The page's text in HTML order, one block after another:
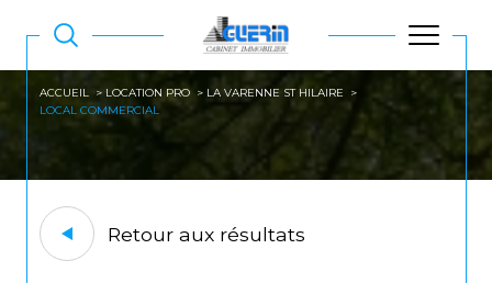
ACCUEIL LOCATION PRO
LA VARENNE ST HILAIRE
LOCAL COMMERCIAL
Retour aux résultats